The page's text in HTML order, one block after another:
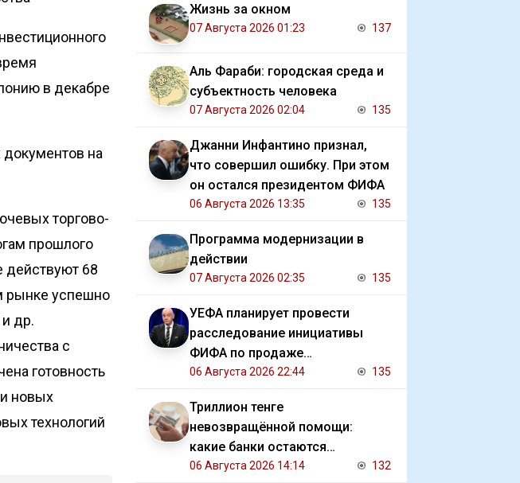
в декабре
на
торгово-
прошлого
действуют 68
рынке успешно
др.
с
готовность
новых
технологий
Жизнь за окном
07 Августа 2026 01:23 137
Аль Фараби: городская среда и
субъектность человека
07 Августа 2026 02:04 135
Джанни Инфантино признал,
что совершил ошибку. При этом
он остался президентом ФИФА
06 Августа 2026 13:35 135
Программа модернизации в
действии
07 Августа 2026 02:35 135
УЕФА планирует провести
расследование инициативы
ФИФА по продаже
коммерческих прав на ЧМ
06 Августа 2026 22:44 135
Триллион тенге
невозвращённой помощи:
какие банки остаются
должниками государства
06 Августа 2026 14:14 132